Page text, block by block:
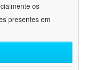
os
presentes em